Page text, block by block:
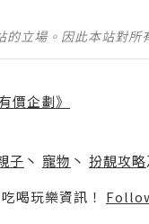
立場。因此本站對
價企劃》
子 丶 寵物 丶 扮靚攻略
喝玩樂資訊！